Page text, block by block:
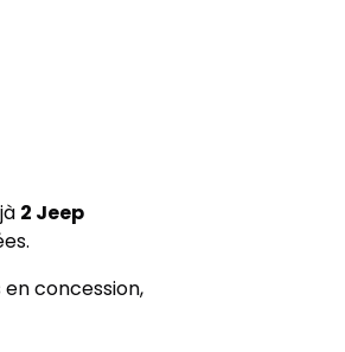
2 Jeep
en concession,